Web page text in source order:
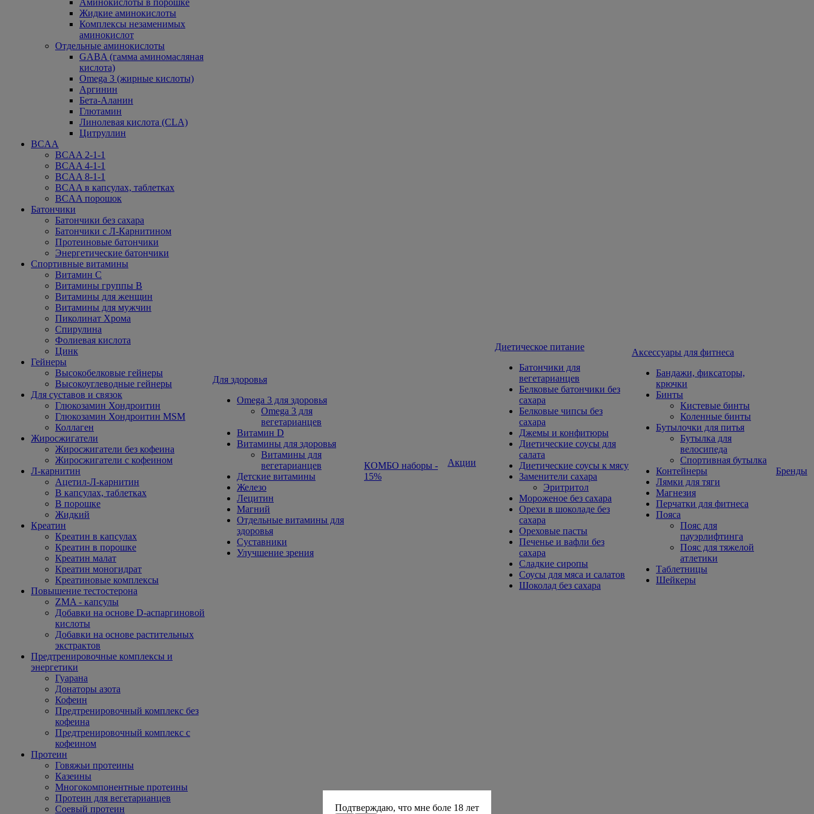
Аминокислоты в порошке
Жидкие аминокислоты
Комплексы незаменимых
аминокислот
Отдельные аминокислоты
GABA (гамма аминомасляная
кислота)
Omega 3 (жирные кислоты)
Аргинин
Бета-Аланин
Глютамин
Линолевая кислота (CLA)
Цитруллин
BCAA
BCAA 2-1-1
BCAA 4-1-1
BCAA 8-1-1
BCAA в капсулах, таблетках
BCAA порошок
Батончики
Батончики без сахара
Батончики с Л-Карнитином
Протеиновые батончики
Энергетические батончики
Спортивные витамины
Витамин С
Витамины группы В
Витамины для женщин
Витамины для мужчин
Пиколинат Хрома
Спирулина
Фолиевая кислота
Цинк
Гейнеры
Высокобелковые гейнеры
Высокоуглеводные гейнеры
Для суставов и связок
Глюкозамин Хондроитин
Глюкозамин Хондроитин MSM
Коллаген
Жиросжигатели
Жиросжигатели без кофеина
Жиросжигатели с кофеином
Л-карнитин
Ацетил-Л-карнитин
В капсулах, таблетках
В порошке
Жидкий
Креатин
Креатин в капсулах
Креатин в порошке
Креатин малат
Креатин моногидрат
Креатиновые комплексы
Повышение тестостерона
ZMA - капсулы
Добавки на основе D-аспаргиновой
кислоты
Добавки на основе растительных
экстрактов
Предтренировочные комплексы и
энергетики
Гуарана
Донаторы азота
Кофеин
Предтренировочный комплекс без
кофеина
Предтренировочный комплекс с
кофеином
Протеин
Говяжьи протеины
Казеины
Многокомпонентные протеины
Протеин для вегетарианцев
Соевый протеин
Для здоровья
Omega 3 для здоровья
Omega 3 для
вегетарианцев
Витамин D
Витамины для здоровья
Витамины для
вегетарианцев
Детские витамины
Железо
Лецитин
Магний
Отдельные витамины для
здоровья
Суставники
Улучшение зрения
КОМБО наборы -
15%
Акции
Диетическое питание
Батончики для
вегетарианцев
Белковые батончики без
сахара
Белковые чипсы без
сахара
Джемы и конфитюры
Диетические соусы для
салата
Диетические соусы к мясу
Заменители сахара
Эритритол
Мороженое без сахара
Орехи в шоколаде без
сахара
Ореховые пасты
Печенье и вафли без
сахара
Сладкие сиропы
Соусы для мяса и салатов
Шоколад без сахара
Aксессуары для фитнеса
Бандажи, фиксаторы,
крючки
Бинты
Кистевые бинты
Коленные бинты
Бутылочки для питья
Бутылка для
велосипеда
Спортивная бутылка
Контейнеры
Лямки для тяги
Магнезия
Перчатки для фитнеса
Пояса
Пояс для
пауэрлифтинга
Пояс для тяжелой
атлетики
Таблетницы
Шейкеры
Бренды
Подтверждаю, что мне боле 18 лет